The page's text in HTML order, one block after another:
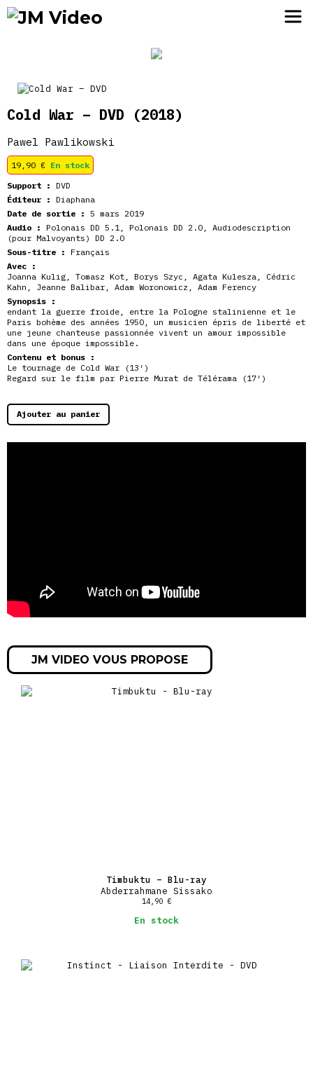
Cold War – DVD (2018)
Pawel Pawlikowski
19,90 € En stock
Support : DVD
Éditeur : Diaphana
Date de sortie : 5 mars 2019
Audio : Polonais DD 5.1, Polonais DD 2.0, Audiodescription
(pour Malvoyants) DD 2.0
Sous-titre : Français
Avec :
Joanna Kulig, Tomasz Kot, Borys Szyc, Agata Kulesza, Cédric
Kahn, Jeanne Balibar, Adam Woronowicz, Adam Ferency
Synopsis :
endant la guerre froide, entre la Pologne stalinienne et le
Paris bohème des années 1950, un musicien épris de liberté et
une jeune chanteuse passionnée vivent un amour impossible
dans une époque impossible.
Contenu et bonus :
Le tournage de Cold War (13′)
Regard sur le film par Pierre Murat de Télérama (17′)
Ajouter au panier
JM VIDEO VOUS PROPOSE
Timbuktu – Blu-ray
Abderrahmane Sissako
14,90 €
En stock